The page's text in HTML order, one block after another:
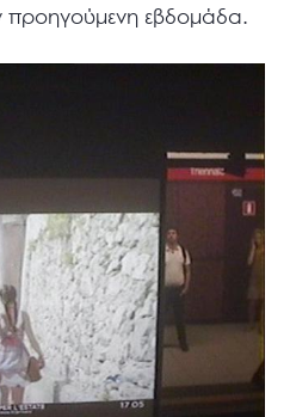
προηγούμενη εβδομάδα.